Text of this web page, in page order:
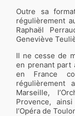
Outre sa
régulièrement
Raphaël
Geneviève
Il ne cesse de
en prenant part
en France
régulièrement
Marseille,
Provence,
l’Opéra de